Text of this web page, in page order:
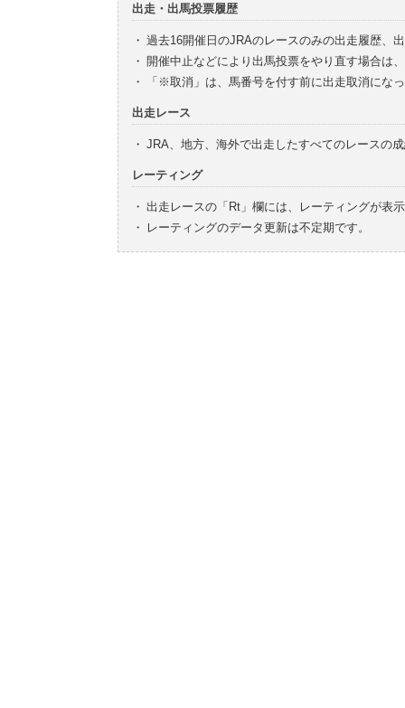
出走・出馬投票履歴
・ 過去16開催日のJRAのレースのみの出走履歴、
・ 開催中止などにより出馬投票をやり直す場合は
・
「※取消」は、馬番号を付す前に出走取消にな
出走レース
・ JRA、地方、海外で出走したすべてのレースの
レーティング
・ 出走レースの「Rt」欄には、レーティングが表
・
レーティングのデータ更新は不定期です。